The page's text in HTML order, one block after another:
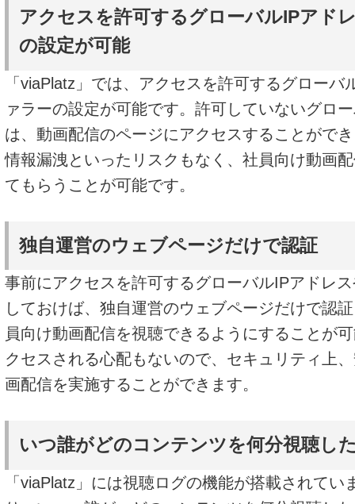
アクセスを許可するグローバルIPアド
の設定が可能
「viaPlatz」では、アクセスを許可するグローバ
ァラーの設定が可能です。許可していないグロ
は、動画配信のページにアクセスすることがで
情報漏洩といったリスクもなく、社員向け動画
てもらうことが可能です。
独自運営のウェブページだけで認証
事前にアクセスを許可するグローバルIPアドレ
しておけば、独自運営のウェブページだけで認
員向け動画配信を視聴できるようにすることが
クセスされる心配もないので、セキュリティ上
画配信を実施することができます。
いつ誰がどのコンテンツを何分視聴し
「viaPlatz」には視聴ログの機能が搭載されてい